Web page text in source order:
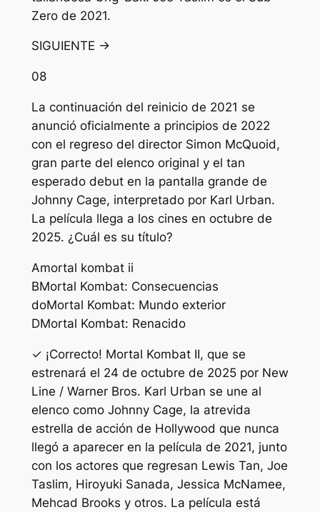
Zero de 2021.
SIGUIENTE →
08
La continuación del reinicio de 2021 se
anunció oficialmente a principios de 2022
con el regreso del director Simon McQuoid,
gran parte del elenco original y el tan
esperado debut en la pantalla grande de
Johnny Cage, interpretado por Karl Urban.
La película llega a los cines en octubre de
2025. ¿Cuál es su título?
Amortal kombat ii
BMortal Kombat: Consecuencias
doMortal Kombat: Mundo exterior
DMortal Kombat: Renacido
✓ ¡Correcto! Mortal Kombat II, que se
estrenará el 24 de octubre de 2025 por New
Line / Warner Bros. Karl Urban se une al
elenco como Johnny Cage, la atrevida
estrella de acción de Hollywood que nunca
llegó a aparecer en la película de 2021, junto
con los actores que regresan Lewis Tan, Joe
Taslim, Hiroyuki Sanada, Jessica McNamee,
Mehcad Brooks y otros. La película está